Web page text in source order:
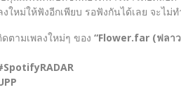
ใหม่ให้ฟังอีกเพียบ รอฟังกันได้เลย จะไม่
มเพลงใหม่ๆ ของ “Flower.far (ฟลาว